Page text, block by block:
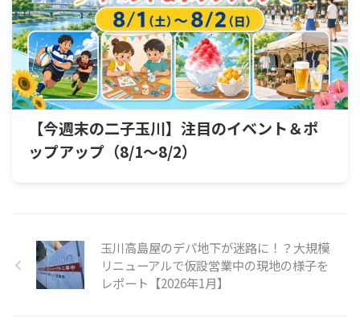
【今週末の二子玉川】注目のイベント＆ポ
ップアップ（8/1〜8/2）
玉川高島屋のデパ地下が迷路に！？大規模
リニューアルで仮設営業中の現地の様子を
レポート【2026年1月】